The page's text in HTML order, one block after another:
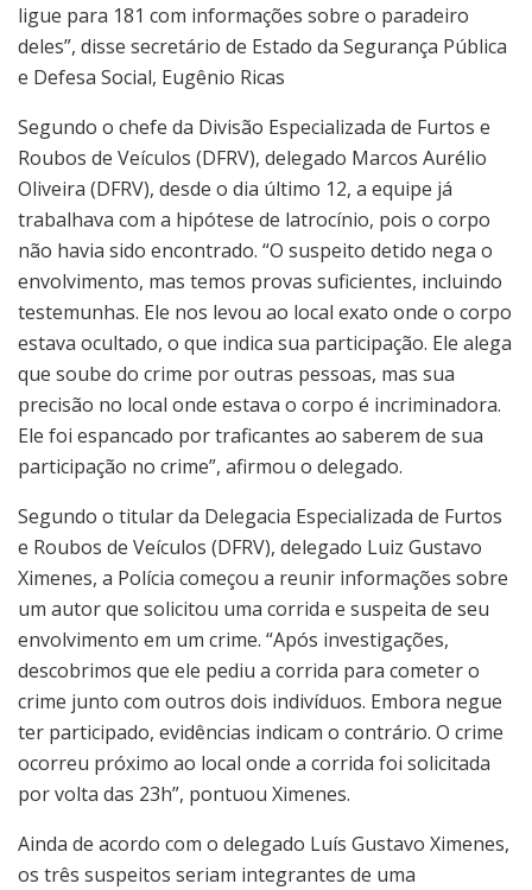
ligue para 181 com informações sobre o paradeiro
deles”, disse secretário de Estado da Segurança Pública
e Defesa Social, Eugênio Ricas
Segundo o chefe da Divisão Especializada de Furtos e
Roubos de Veículos (DFRV), delegado Marcos Aurélio
Oliveira (DFRV), desde o dia último 12, a equipe já
trabalhava com a hipótese de latrocínio, pois o corpo
não havia sido encontrado. “O suspeito detido nega o
envolvimento, mas temos provas suficientes, incluindo
testemunhas. Ele nos levou ao local exato onde o corpo
estava ocultado, o que indica sua participação. Ele alega
que soube do crime por outras pessoas, mas sua
precisão no local onde estava o corpo é incriminadora.
Ele foi espancado por traficantes ao saberem de sua
participação no crime”, afirmou o delegado.
Segundo o titular da Delegacia Especializada de Furtos
e Roubos de Veículos (DFRV), delegado Luiz Gustavo
Ximenes, a Polícia começou a reunir informações sobre
um autor que solicitou uma corrida e suspeita de seu
envolvimento em um crime. “Após investigações,
descobrimos que ele pediu a corrida para cometer o
crime junto com outros dois indivíduos. Embora negue
ter participado, evidências indicam o contrário. O crime
ocorreu próximo ao local onde a corrida foi solicitada
por volta das 23h”, pontuou Ximenes.
Ainda de acordo com o delegado Luís Gustavo Ximenes,
os três suspeitos seriam integrantes de uma